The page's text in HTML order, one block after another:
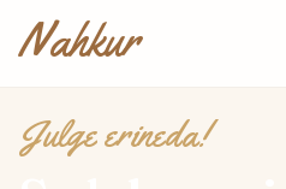
Hüppa sisu juurde
Nahkur
Julge erineda!